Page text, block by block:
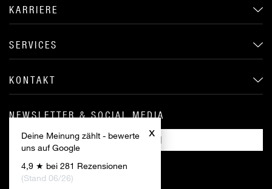
x
Deine Meinung zählt - bewerte
uns auf Google
4,9 ★ bei 281 Rezensionen
(Stand 06/26)
KARRIERE
SERVICES
KONTAKT
NEWSLETTER & SOCIAL MEDIA
ANMELDEN